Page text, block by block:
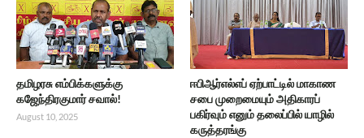
தமிழரசு எம்பிக்களுக்கு
கஜேந்திரகுமார் சவால்!
August 10, 2025
ஈபிஆர்எல்எப் ஏற்பாட்டில் மாகாண
சபை முறைமையும் அதிகாரப்
பகிர்வும் எனும் தலைப்பில் யாழில்
கருத்தரங்கு